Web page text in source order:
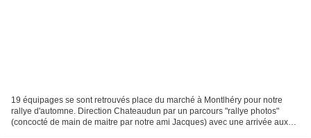
19 équipages se sont retrouvés place du marché à Montlhéry pour notre
rallye d'automne. Direction Chateaudun par un parcours "rallye photos"
(concocté de main de maitre par notre ami Jacques) avec une arrivée aux